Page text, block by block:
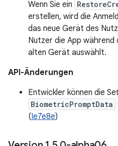
Wenn Sie ein
erstellen, wird die
das neue Gerät des
Nutzer die App
alten Gerät auswählt.
API-Änderungen
Entwickler können die
BiometricPromptData
(Ie7e8e)